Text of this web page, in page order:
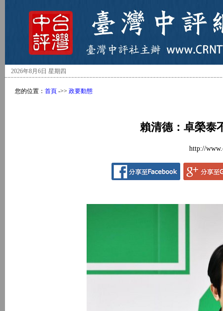
2026年8月6日 星期四
您的位置： 首頁 ->> 政要動態
賴清德：卓榮泰
http://